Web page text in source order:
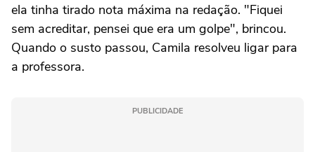
ela tinha tirado nota máxima na redação. "Fiquei
sem acreditar, pensei que era um golpe", brincou.
Quando o susto passou, Camila resolveu ligar para
a professora.
PUBLICIDADE